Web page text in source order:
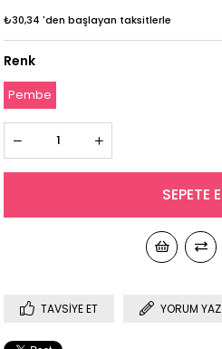
₺30,34 'den başlayan taksitlerle
Renk
Pembe
TAVSIYE ET YORUM YAZ